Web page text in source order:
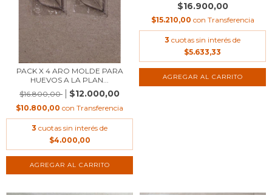
PACK X 4 ARO MOLDE PARA
HUEVOS A LA PLAN...
$16.800,00
$12.000,00
$10.800,00 con Transferencia
3 cuotas sin interés de
$4.000,00
$16.900,00
$15.210,00 con Transferencia
3 cuotas sin interés de
$5.633,33